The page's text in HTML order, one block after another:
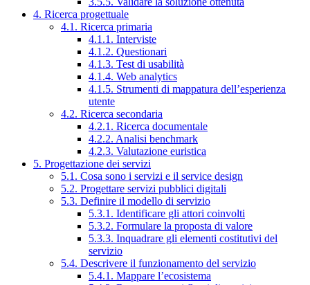
4. Ricerca progettuale
4.1. Ricerca primaria
4.1.1. Interviste
4.1.2. Questionari
4.1.3. Test di usabilità
4.1.4. Web analytics
4.1.5. Strumenti di mappatura dell’esperienza
utente
4.2. Ricerca secondaria
4.2.1. Ricerca documentale
4.2.2. Analisi benchmark
4.2.3. Valutazione euristica
5. Progettazione dei servizi
5.1. Cosa sono i servizi e il service design
5.2. Progettare servizi pubblici digitali
5.3. Definire il modello di servizio
5.3.1. Identificare gli attori coinvolti
5.3.2. Formulare la proposta di valore
5.3.3. Inquadrare gli elementi costitutivi del
servizio
5.4. Descrivere il funzionamento del servizio
5.4.1. Mappare l’ecosistema